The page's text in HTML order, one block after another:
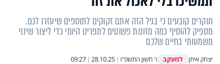
חוקרים קובעים כי בגיל הזה אתם זקוקים לתוספים שיעזרו לכם.
מספיק להוסיף כמה מזונות פשוטים לתפריט היומי כדי ליצור שינוי
משמעותי בחיים שלכם
יצחק איתן למעקב ו' חשון התשפ"ו |
28.10.25
|
09:27